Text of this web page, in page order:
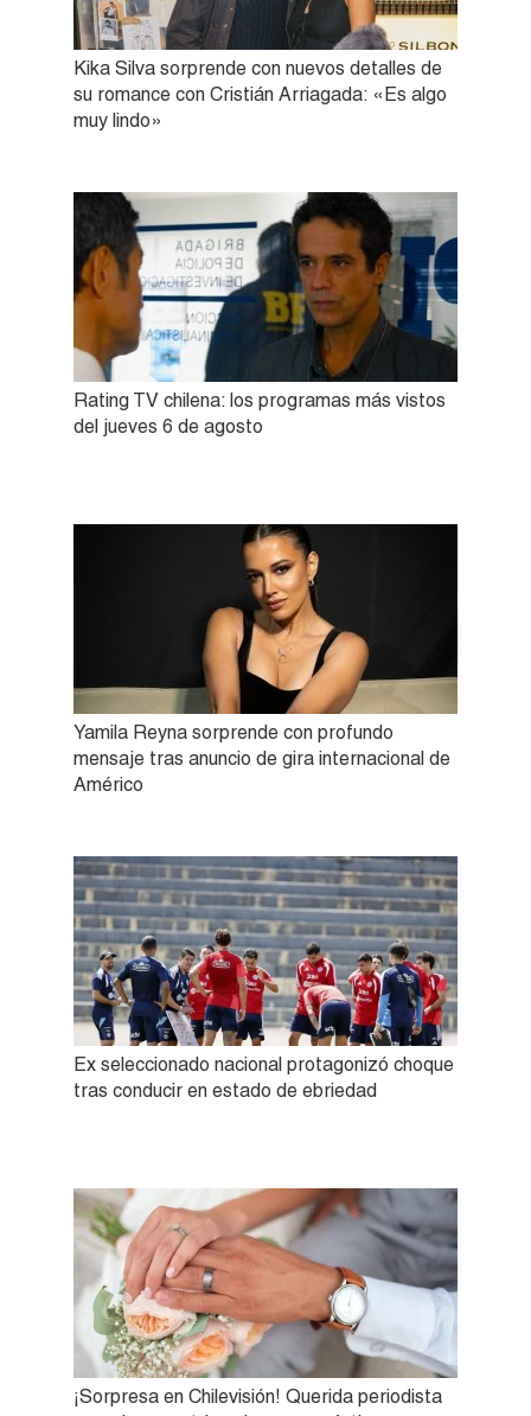
Kika Silva sorprende con nuevos detalles de
su romance con Cristián Arriagada: «Es algo
muy lindo»
Rating TV chilena: los programas más vistos
del jueves 6 de agosto
Yamila Reyna sorprende con profundo
mensaje tras anuncio de gira internacional de
Américo
Ex seleccionado nacional protagonizó choque
tras conducir en estado de ebriedad
¡Sorpresa en Chilevisión! Querida periodista